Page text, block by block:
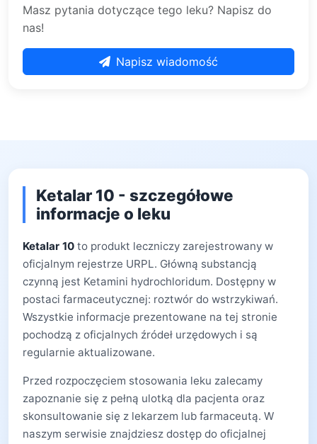
Masz pytania dotyczące tego leku? Napisz do
nas!
Napisz wiadomość
Ketalar 10 - szczegółowe
informacje o leku
Ketalar 10 to produkt leczniczy zarejestrowany w
oficjalnym rejestrze URPL. Główną substancją
czynną jest Ketamini hydrochloridum. Dostępny w
postaci farmaceutycznej: roztwór do wstrzykiwań.
Wszystkie informacje prezentowane na tej stronie
pochodzą z oficjalnych źródeł urzędowych i są
regularnie aktualizowane.
Przed rozpoczęciem stosowania leku zalecamy
zapoznanie się z pełną ulotką dla pacjenta oraz
skonsultowanie się z lekarzem lub farmaceutą. W
naszym serwisie znajdziesz dostęp do oficjalnej